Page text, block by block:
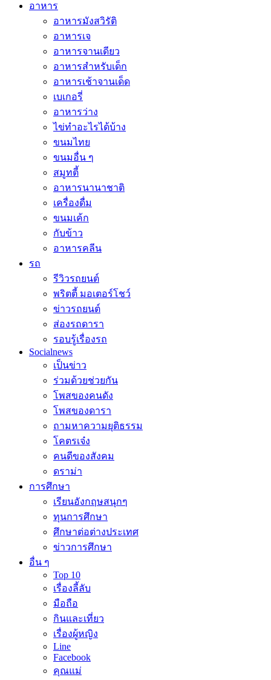
อาหาร
อาหารมังสวิรัติ
อาหารเจ
อาหารจานเดียว
อาหารสำหรับเด็ก
อาหารเช้าจานเด็ด
เบเกอรี่
อาหารว่าง
ไข่ทำอะไรได้บ้าง
ขนมไทย
ขนมอื่น ๆ
สมูทตี้
อาหารนานาชาติ
เครื่องดื่ม
ขนมเค้ก
กับข้าว
อาหารคลีน
รถ
รีวิวรถยนต์
พริตตี้ มอเตอร์โชว์
ข่าวรถยนต์
ส่องรถดารา
รอบรู้เรื่องรถ
Socialnews
เป็นข่าว
ร่วมด้วยช่วยกัน
โพสของคนดัง
โพสของดารา
ถามหาความยุติธรรม
โคตรเจ๋ง
คนดีของสังคม
ดราม่า
การศึกษา
เรียนอังกฤษสนุกๆ
ทุนการศึกษา
ศึกษาต่อต่างประเทศ
ข่าวการศึกษา
อื่น ๆ
Top 10
เรื่องลี้ลับ
มือถือ
กินและเที่ยว
เรื่องผู้หญิง
Line
Facebook
คุณแม่